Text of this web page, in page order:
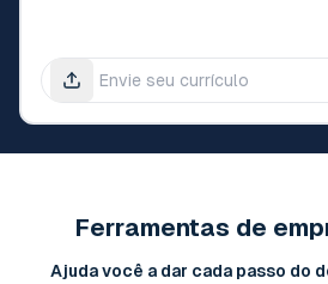
Ferramentas de
Ajuda você a dar cada passo do